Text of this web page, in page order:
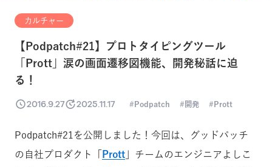
カルチャー
【Podpatch#21】プロトタイピングツール
「Prott」涙の画面遷移図機能、開発秘話に迫
る！
2016.9.27 2025.11.17 Podpatch 開発 Prott
Podpatch#21を公開しました！今回は、グッドパッチ
の自社プロダクト「
Prott 」チームのエンジニアよしこ